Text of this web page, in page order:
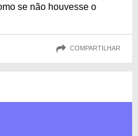
se não houvesse o
COMPARTILHAR